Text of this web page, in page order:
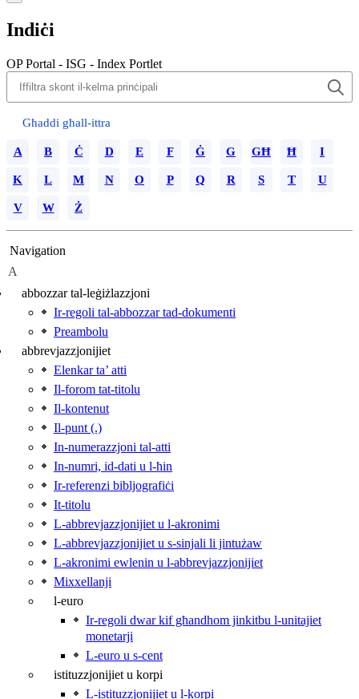
Indiċi
OP Portal - ISG - Index Portlet
Għaddi għall-ittra
A B Ċ D E F Ġ G GĦ Ħ I
K L M N O P Q R S T U
V W Ż
Navigation
A
abbozzar tal-leġiżlazzjoni
Ir-regoli tal-abbozzar tad-dokumenti
Preambolu
abbrevjazzjonijiet
Elenkar ta’ atti
Il-forom tat‑titolu
Il-kontenut
Il-punt (.)
In-numerazzjoni tal-atti
In-numri, id‑dati u l‑ħin
Ir-referenzi bibljografiċi
It-titolu
L-abbrevjazzjonijiet u l‑akronimi
L-abbrevjazzjonijiet u s-sinjali li jintużaw
L-akronimi ewlenin u l‑abbrevjazzjonijiet
Mixxellanji
l-euro
Ir-regoli dwar kif għandhom jinkitbu l‑unitajiet
monetarji
L-euro u s-cent
istituzzjonijiet u korpi
L-istituzzjonijiet u l‑korpi